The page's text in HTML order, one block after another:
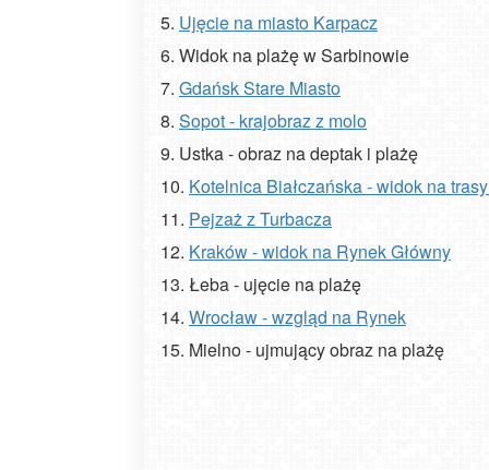
5. Ujęcie na miasto Karpacz
6. Widok na plażę w Sarbinowie
7. Gdańsk Stare Miasto
8. Sopot - krajobraz z molo
9. Ustka - obraz na deptak i plażę
10. Kotelnica Białczańska - widok na
11. Pejzaż z Turbacza
12. Kraków - widok na Rynek Główny
13. Łeba - ujęcie na plażę
14. Wrocław - wzgląd na Rynek
15. Mielno - ujmujący obraz na plażę